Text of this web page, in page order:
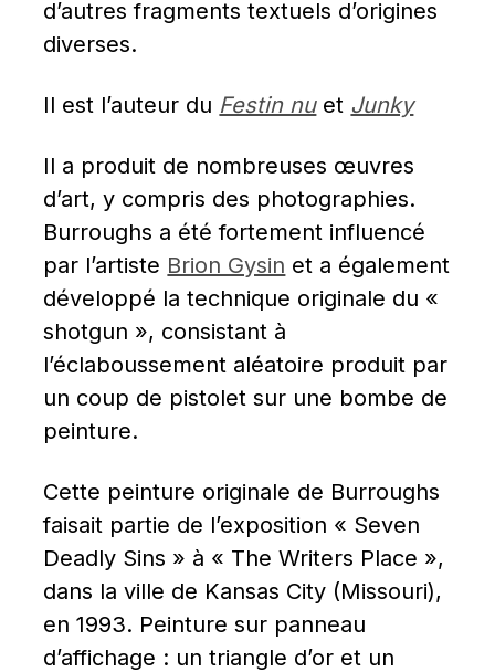
d’autres fragments textuels d’origines
diverses.
Il est l’auteur du Festin nu et Junky
Il a produit de nombreuses œuvres
d’art, y compris des photographies.
Burroughs a été fortement influencé
par l’artiste Brion Gysin et a également
développé la technique originale du «
shotgun », consistant à
l’éclaboussement aléatoire produit par
un coup de pistolet sur une bombe de
peinture.
Cette peinture originale de Burroughs
faisait partie de l’exposition « Seven
Deadly Sins » à « The Writers Place »,
dans la ville de Kansas City (Missouri),
en 1993. Peinture sur panneau
d’affichage : un triangle d’or et un